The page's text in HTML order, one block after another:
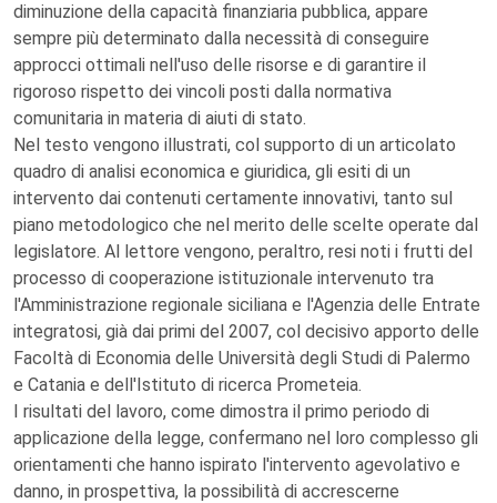
diminuzione della capacità finanziaria pubblica, appare
sempre più determinato dalla necessità di conseguire
approcci ottimali nell'uso delle risorse e di garantire il
rigoroso rispetto dei vincoli posti dalla normativa
comunitaria in materia di aiuti di stato.
Nel testo vengono illustrati, col supporto di un articolato
quadro di analisi economica e giuridica, gli esiti di un
intervento dai contenuti certamente innovativi, tanto sul
piano metodologico che nel merito delle scelte operate dal
legislatore. Al lettore vengono, peraltro, resi noti i frutti del
processo di cooperazione istituzionale intervenuto tra
l'Amministrazione regionale siciliana e l'Agenzia delle Entrate
integratosi, già dai primi del 2007, col decisivo apporto delle
Facoltà di Economia delle Università degli Studi di Palermo
e Catania e dell'Istituto di ricerca Prometeia.
I risultati del lavoro, come dimostra il primo periodo di
applicazione della legge, confermano nel loro complesso gli
orientamenti che hanno ispirato l'intervento agevolativo e
danno, in prospettiva, la possibilità di accrescerne